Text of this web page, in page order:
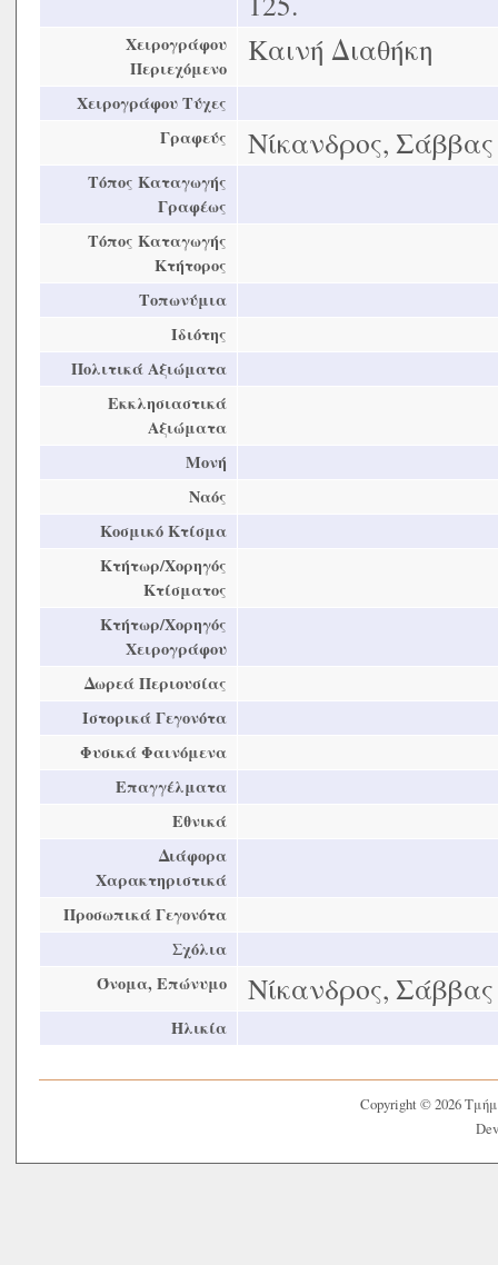
Χειρογράφου
Περιεχόμενο
Καινή Διαθήκη
Χειρογράφου Τύχες
Γραφεύς
Νίκανδρος, Σάββας
Τόπος Καταγωγής
Γραφέως
Τόπος Καταγωγής
Κτήτορος
Τοπωνύμια
Ιδιότης
Πολιτικά Αξιώματα
Εκκλησιαστικά
Αξιώματα
Μονή
Ναός
Κοσμικό Κτίσμα
Κτήτωρ/Χορηγός
Κτίσματος
Κτήτωρ/Χορηγός
Χειρογράφου
Δωρεά Περιουσίας
Ιστορικά Γεγονότα
Φυσικά Φαινόμενα
Επαγγέλματα
Εθνικά
Διάφορα
Χαρακτηριστικά
Προσωπικά Γεγονότα
Σχόλια
Όνομα, Επώνυμο
Νίκανδρος, Σάββας
Ηλικία
Copyright © 2026